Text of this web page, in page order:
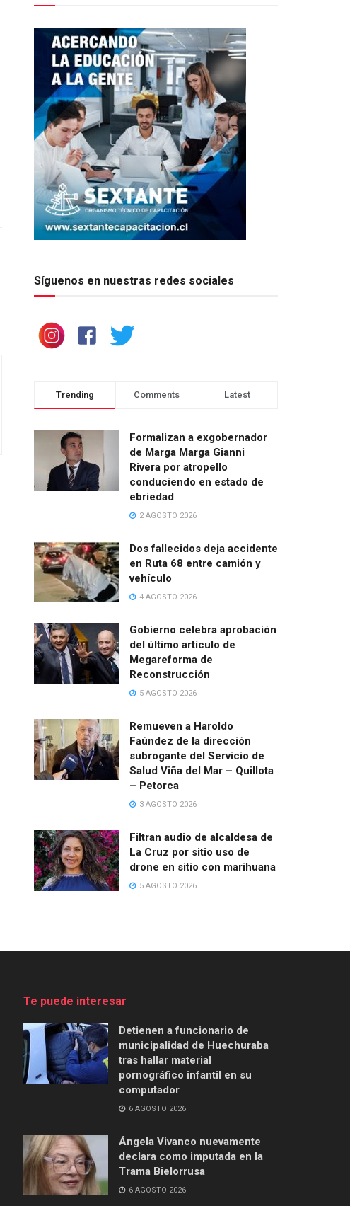
Síguenos en nuestras redes sociales
Trending Comments Latest
Formalizan a exgobernador
de Marga Marga Gianni
Rivera por atropello
conduciendo en estado de
ebriedad
2 AGOSTO 2026
Dos fallecidos deja accidente
en Ruta 68 entre camión y
vehículo
4 AGOSTO 2026
Gobierno celebra aprobación
del último artículo de
Megareforma de
Reconstrucción
5 AGOSTO 2026
Remueven a Haroldo
Faúndez de la dirección
subrogante del Servicio de
Salud Viña del Mar – Quillota
– Petorca
3 AGOSTO 2026
Filtran audio de alcaldesa de
La Cruz por sitio uso de
drone en sitio con marihuana
5 AGOSTO 2026
Te puede interesar
Detienen a funcionario de
municipalidad de Huechuraba
tras hallar material
pornográfico infantil en su
computador
6 AGOSTO 2026
Ángela Vivanco nuevamente
declara como imputada en la
Trama Bielorrusa
6 AGOSTO 2026